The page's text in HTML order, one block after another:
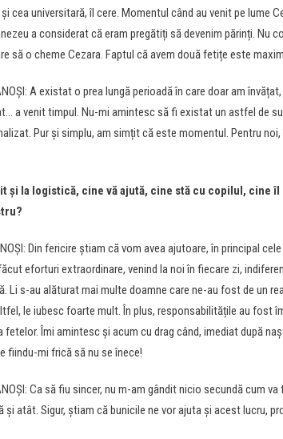
cea universitară, îl cere. Momentul când au venit pe lume
a considerat că eram pregătiți să devenim părinți. Nu
să o cheme Cezara. Faptul că avem două fetițe este
A existat o prea lungă perioadă în care doar am
a venit timpul. Nu-mi amintesc să fi existat un astfel de
Pur și simplu, am simțit că este momentul. Pentru
și la logistică, cine vă ajută, cine stă cu copilul, cine îl
Din fericire știam că vom avea ajutoare, în principal
eforturi extraordinare, venind la noi în fiecare zi,
Li s-au alăturat mai multe doamne care ne-au fost de un
le iubesc foarte mult. În plus, responsabilitățile au fost
fetelor. Îmi amintesc și acum cu drag când, imediat după
fiindu-mi frică să nu se înece!
Ca să fiu sincer, nu m-am gândit nicio secundă cum
și atât. Sigur, știam că bunicile ne vor ajuta și acest lucru,